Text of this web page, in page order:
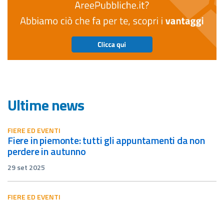
Ultime news
FIERE ED EVENTI
fiere in piemonte: tutti gli appuntamenti da non
perdere in autunno
29 set 2025
FIERE ED EVENTI